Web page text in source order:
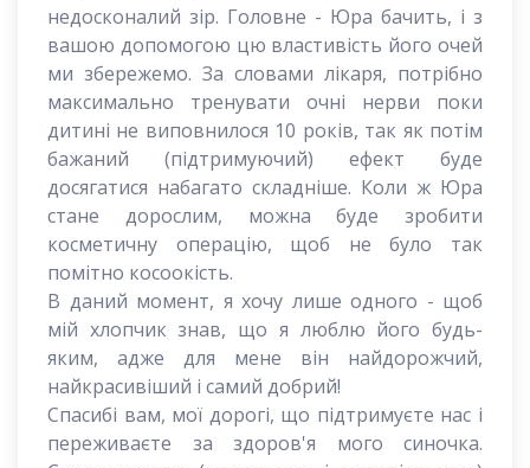
недосконалий зір. Головне - Юра бачить, і з
вашою допомогою цю властивість його очей
ми збережемо. За словами лікаря, потрібно
максимально тренувати очні нерви поки
дитині не виповнилося 10 років, так як потім
бажаний (підтримуючий) ефект буде
досягатися набагато складніше. Коли ж Юра
стане дорослим, можна буде зробити
косметичну операцію, щоб не було так
помітно косоокість.
В даний момент, я хочу лише одного - щоб
мій хлопчик знав, що я люблю його будь-
яким, адже для мене він найдорожчий,
найкрасивіший і самий добрий!
Спасибі вам, мої дорогі, що підтримуєте нас і
переживаєте за здоров'я мого синочка.